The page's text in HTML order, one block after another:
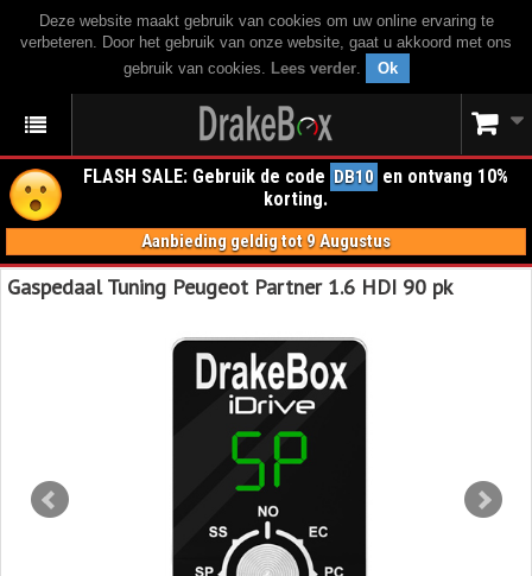
Deze website maakt gebruik van cookies om uw online ervaring te
verbeteren. Door het gebruik van onze website, gaat u akkoord met ons
gebruik van cookies. Lees verder. Ok
FLASH SALE: Gebruik de code DB10 en ontvang 10%
korting.
Aanbieding geldig tot 9 Augustus
Gaspedaal Tuning Peugeot Partner 1.6 HDI 90 pk